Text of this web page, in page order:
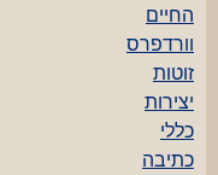
החיים
וורדפרס
זוטות
יצירות
כללי
כתיבה